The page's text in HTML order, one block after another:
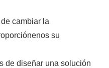
cambiar la
su
de diseñar una solución